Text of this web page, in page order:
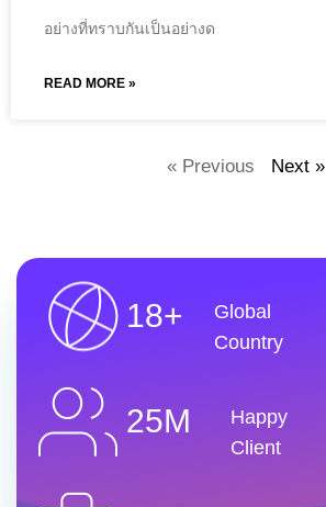
อย่างที่ทราบกันเป็นอย่างด
READ MORE »
« Previous Next »
18+
Global
Country
25M
Happy
Client